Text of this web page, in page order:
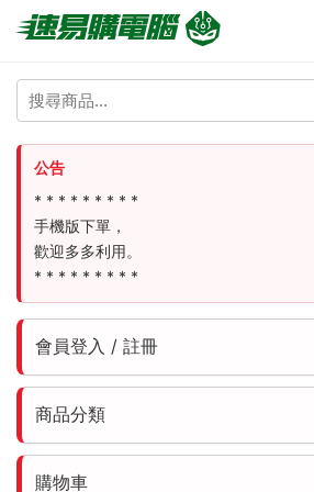
公告
* * * * * * * * *
手機版下單，
歡迎多多利用。
* * * * * * * * *
會員登入 / 註冊
商品分類
購物車